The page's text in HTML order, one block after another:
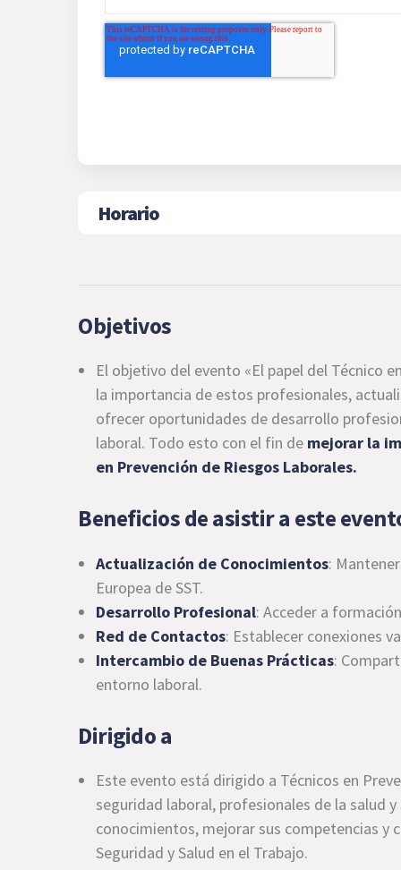
Horario
Objetivos
El objetivo del evento «El papel del Técnico
la importancia de estos profesionales,
ofrecer oportunidades de desarrollo
laboral. Todo esto con el fin de mejorar la
en Prevención de Riesgos Laborales.
Beneficios de asistir a este
Actualización de Conocimientos:
Europea de SST.
Desarrollo Profesional: Acceder a
Red de Contactos: Establecer conexiones
Intercambio de Buenas Prácticas:
entorno laboral.
Dirigido a
Este evento está dirigido a Técnicos en
seguridad laboral, profesionales de la salud
conocimientos, mejorar sus competencias y
Seguridad y Salud en el Trabajo.